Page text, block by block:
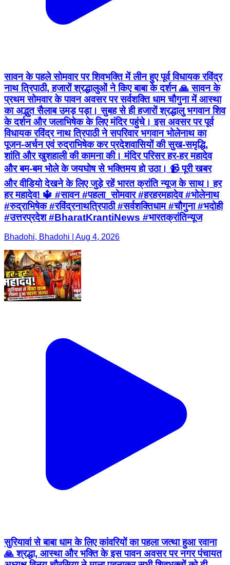
सावन के पहले सोमवार पर शिवभक्ति में लीन हुए पूर्व विधायक रविंद्र
नाथ त्रिपाठी, हजारों श्रद्धालुओं ने किए बाबा के दर्शन 🙏 सावन के
प्रथम सोमवार के पावन अवसर पर सर्वशक्ति धाम चौगुना में आस्था
का अद्भुत सैलाब उमड़ पड़ा। सुबह से ही हजारों श्रद्धालु भगवान शिव
के दर्शन और जलाभिषेक के लिए मंदिर पहुंचे। इस अवसर पर पूर्व
विधायक रविंद्र नाथ त्रिपाठी ने सपरिवार भगवान भोलेनाथ का
पूजन-अर्चन एवं रुद्राभिषेक कर प्रदेशवासियों की सुख-समृद्धि,
शांति और खुशहाली की कामना की। मंदिर परिसर हर-हर महादेव
और बम-बम भोले के जयघोष से भक्तिमय हो उठा। 📹 पूरी खबर
और वीडियो देखने के लिए जुड़े रहें भारत क्रांति न्यूज के साथ। हर
हर महादेव! 🔱 #सावन #पहला_सोमवार #हरहरमहादेव #भोलेनाथ
#रुद्राभिषेक #रविंद्रनाथत्रिपाठी #सर्वशक्तिधाम #चौगुना #भदोही
#उत्तरप्रदेश #BharatKrantiNews #भारतक्रांतिन्यूज
Bhadohi, Bhadohi | Aug 4, 2026
सुरियावां से बाबा धाम के लिए कांवरियों का पहला जत्था हुआ रवाना
🙏 श्रद्धा, आस्था और भक्ति के इस पावन अवसर पर नगर पंचायत